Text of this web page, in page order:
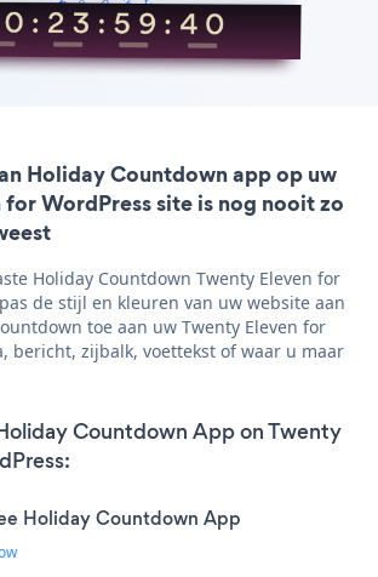
Holiday Countdown app op uw
WordPress site is nog nooit zo
Holiday Countdown Twenty Eleven for
de stijl en kleuren van uw website aan
toe aan uw Twenty Eleven for
bericht, zijbalk, voettekst of waar u maar
Countdown App on Twenty
Holiday Countdown App